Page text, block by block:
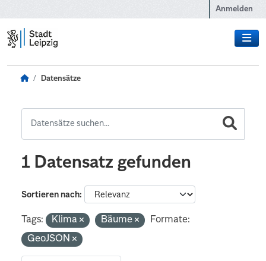
Anmelden
Datensätze
1 Datensatz gefunden
Sortieren nach
Tags: Klima Bäume
Formate:
GeoJSON